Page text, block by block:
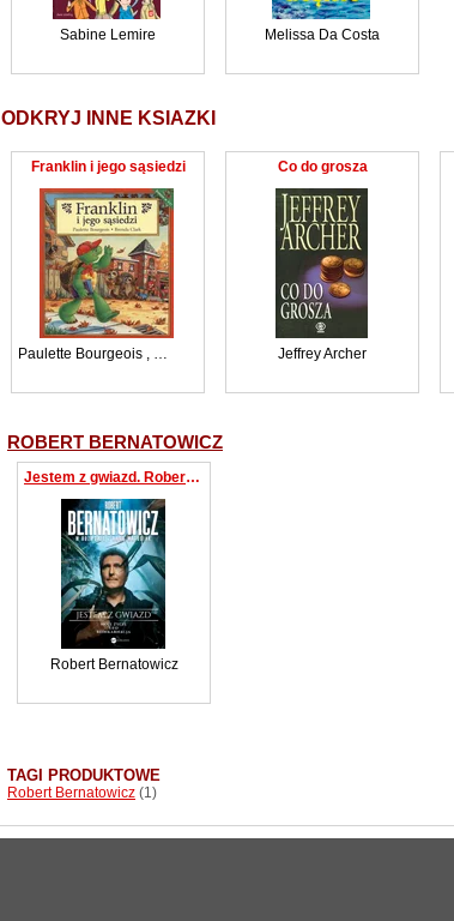
Sabine Lemire Melissa Da Costa
ODKRYJ INNE KSIAZKI
Franklin i jego sąsiedzi
Paulette Bourgeois
Co do grosza
Jeffrey Archer
ROBERT BERNATOWICZ
Jestem z gwiazd. Robert Bernatowicz w rozmowie z Anną Matusiak
Robert Bernatowicz
TAGI PRODUKTOWE
Robert Bernatowicz (1)